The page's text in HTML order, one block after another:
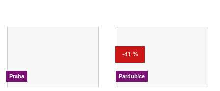
Praha
-41 %
Pardubice